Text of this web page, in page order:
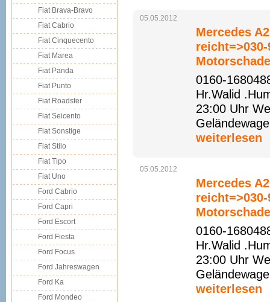
05.05.2012
Mercedes
0160-
Hr.Walid
23:00 Uhr
weiterlesen
05.05.2012
Mercedes
0160-
Hr.Walid
23:00 Uhr
weiterlesen
Fiat Brava-Bravo
Fiat Cabrio
Fiat Cinquecento
Fiat Marea
Fiat Panda
Fiat Punto
Fiat Roadster
Fiat Seicento
Fiat Sonstige
Fiat Stilo
Fiat Tipo
Fiat Uno
Ford Cabrio
Ford Capri
Ford Escort
Ford Fiesta
Ford Focus
Ford Jahreswagen
Ford Ka
Ford Mondeo